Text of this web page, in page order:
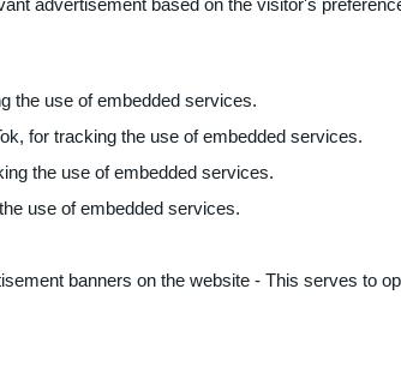
advertisement based on the visitor's
the use of embedded services.
for tracking the use of embedded services.
the use of embedded services.
use of embedded services.
banners on the website - This serves to